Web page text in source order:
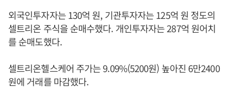
외국인투자자는 130억 원, 기관투자자는 125억 원 정도의
셀트리온 주식을 순매수했다. 개인투자자는 287억 원어치
를 순매도했다.
셀트리온헬스케어 주가는 9.09%(5200원) 높아진 6만2400
원에 거래를 마감했다.